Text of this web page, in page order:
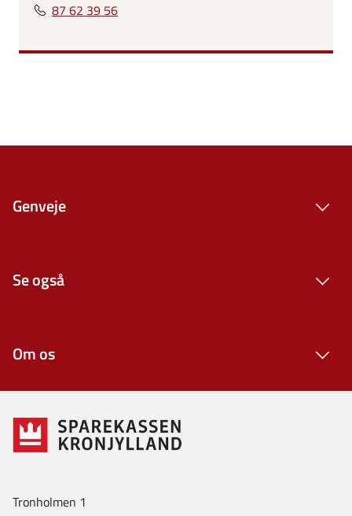
87 62 39 56
Genveje
Se også
Om os
Tronholmen 1